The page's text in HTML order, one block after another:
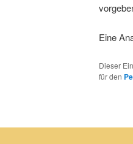
Eine
Dieser
für den